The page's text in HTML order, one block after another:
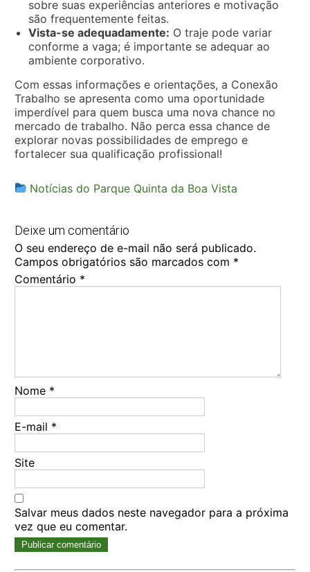
sobre suas experiências anteriores e motivação
são frequentemente feitas.
Vista-se adequadamente: O traje pode variar
conforme a vaga; é importante se adequar ao
ambiente corporativo.
Com essas informações e orientações, a Conexão
Trabalho se apresenta como uma oportunidade
imperdível para quem busca uma nova chance no
mercado de trabalho. Não perca essa chance de
explorar novas possibilidades de emprego e
fortalecer sua qualificação profissional!
Notícias do Parque Quinta da Boa Vista
Deixe um comentário
O seu endereço de e-mail não será publicado.
Campos obrigatórios são marcados com *
Comentário *
Nome *
E-mail *
Site
Salvar meus dados neste navegador para a próxima
vez que eu comentar.